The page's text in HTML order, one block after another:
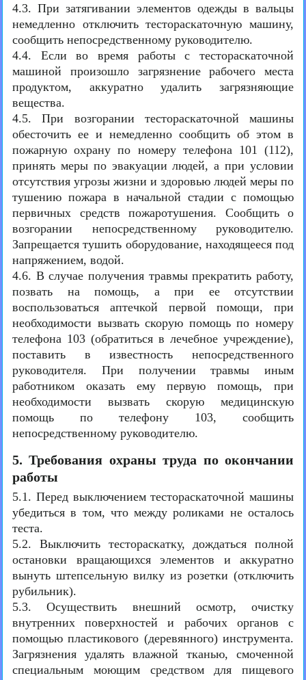
4.3. При затягивании элементов одежды в вальцы
немедленно отключить тестораскаточную машину,
сообщить непосредственному руководителю.
4.4. Если во время работы с тестораскаточной
машиной произошло загрязнение рабочего места
продуктом, аккуратно удалить загрязняющие
вещества.
4.5. При возгорании тестораскаточной машины
обесточить ее и немедленно сообщить об этом в
пожарную охрану по номеру телефона 101 (112),
принять меры по эвакуации людей, а при условии
отсутствия угрозы жизни и здоровью людей меры по
тушению пожара в начальной стадии с помощью
первичных средств пожаротушения. Сообщить о
возгорании непосредственному руководителю.
Запрещается тушить оборудование, находящееся под
напряжением, водой.
4.6. В случае получения травмы прекратить работу,
позвать на помощь, а при ее отсутствии
воспользоваться аптечкой первой помощи, при
необходимости вызвать скорую помощь по номеру
телефона 103 (обратиться в лечебное учреждение),
поставить в известность непосредственного
руководителя. При получении травмы иным
работником оказать ему первую помощь, при
необходимости вызвать скорую медицинскую
помощь по телефону 103, сообщить
непосредственному руководителю.
5. Требования охраны труда по окончании
работы
5.1. Перед выключением тестораскаточной машины
убедиться в том, что между роликами не осталось
теста.
5.2. Выключить тестораскатку, дождаться полной
остановки вращающихся элементов и аккуратно
вынуть штепсельную вилку из розетки (отключить
рубильник).
5.3. Осуществить внешний осмотр, очистку
внутренних поверхностей и рабочих органов с
помощью пластикового (деревянного) инструмента.
Загрязнения удалять влажной тканью, смоченной
специальным моющим средством для пищевого